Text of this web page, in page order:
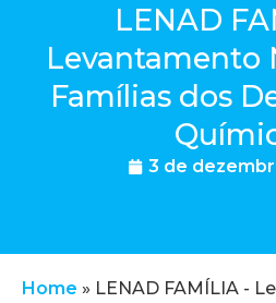
LENAD
Levantamento
Famílias dos
3 de
Home » LENAD FAMÍLIA -